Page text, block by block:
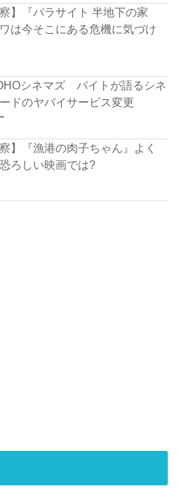
察】『パラサイト 半地下の家
は今そこにある危機に気づけ
シネマズ バイトが語るシネ
ドのヤバイサービス変更
】『漁港の肉子ちゃん』よく
ろしい映画では?